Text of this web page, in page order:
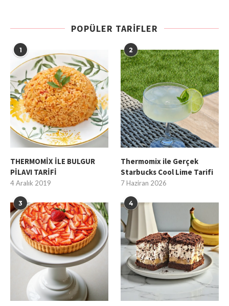
POPÜLER TARIFLER
1
THERMOMİX İLE BULGUR
PİLAVI TARİFİ
4 Aralık 2019
2
Thermomix ile Gerçek
Starbucks Cool Lime Tarifi
7 Haziran 2026
3 4